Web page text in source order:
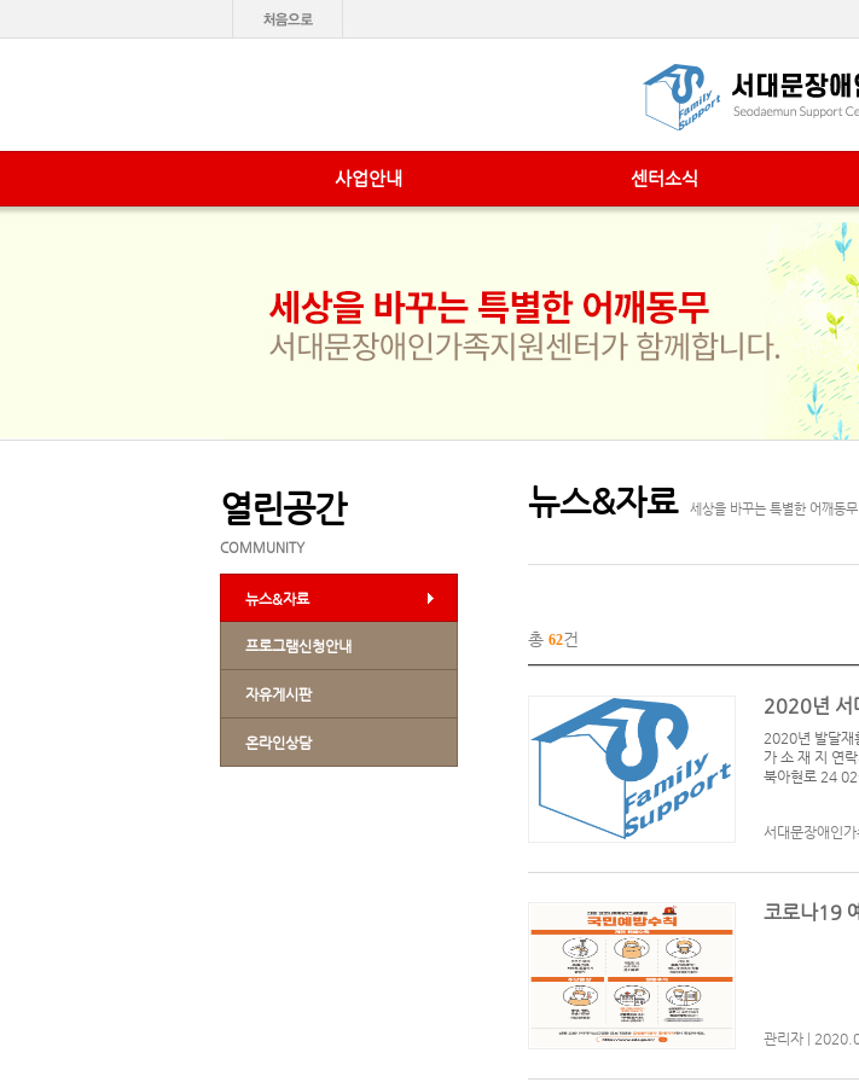
사업안내 센터소식
열린공간
COMMUNITY
뉴스&자료
프로그램신청안내
자유게시판
온라인상담
뉴스&자료 세상을 바꾸는 특별한 어깨동무
총 62건
2020년 서
2020년 발달재
가 소 재 지 연
북아현로 24
서대문장애인가
코로나19
관리자